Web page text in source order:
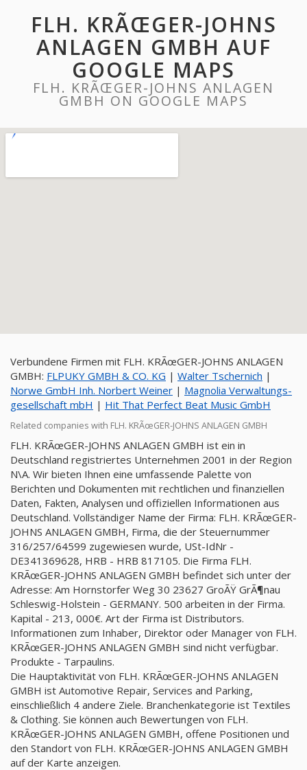
FLH. KRÃŒGER-JOHNS
ANLAGEN GMBH AUF
GOOGLE MAPS
FLH. KRÃŒGER-JOHNS ANLAGEN
GMBH ON GOOGLE MAPS
Verbundene Firmen mit FLH. KRÃœGER-JOHNS ANLAGEN
GMBH: FLPUKY GMBH & CO. KG | Walter Tschernich |
Norwe GmbH Inh. Norbert Weiner | Magnolia Verwaltungs-
gesellschaft mbH | Hit That Perfect Beat Music GmbH
Related companies with FLH. KRÃœGER-JOHNS ANLAGEN GMBH
FLH. KRÃœGER-JOHNS ANLAGEN GMBH ist ein in
Deutschland registriertes Unternehmen 2001 in der Region
N\A. Wir bieten Ihnen eine umfassende Palette von
Berichten und Dokumenten mit rechtlichen und finanziellen
Daten, Fakten, Analysen und offiziellen Informationen aus
Deutschland. Vollständiger Name der Firma: FLH. KRÃœGER-
JOHNS ANLAGEN GMBH, Firma, die der Steuernummer
316/257/64599 zugewiesen wurde, USt-IdNr -
DE341369628, HRB - HRB 817105. Die Firma FLH.
KRÃœGER-JOHNS ANLAGEN GMBH befindet sich unter der
Adresse: Am Hornstorfer Weg 30 23627 GroÃŸ GrÃ¶nau
Schleswig-Holstein - GERMANY. 500 arbeiten in der Firma.
Kapital - 213, 000€. Art der Firma ist Distributors.
Informationen zum Inhaber, Direktor oder Manager von FLH.
KRÃœGER-JOHNS ANLAGEN GMBH sind nicht verfügbar.
Produkte - Tarpaulins.
Die Hauptaktivität von FLH. KRÃœGER-JOHNS ANLAGEN
GMBH ist Automotive Repair, Services and Parking,
einschließlich 4 andere Ziele. Branchenkategorie ist Textiles
& Clothing. Sie können auch Bewertungen von FLH.
KRÃœGER-JOHNS ANLAGEN GMBH, offene Positionen und
den Standort von FLH. KRÃœGER-JOHNS ANLAGEN GMBH
auf der Karte anzeigen.